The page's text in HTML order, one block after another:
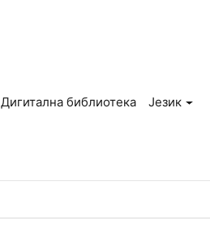
Дигитална библиотека Језик